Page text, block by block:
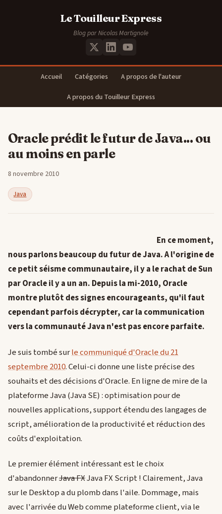
Le Touilleur Express
Blog par Nicolas Martignole
Accueil Catégories
A propos de l'auteur
A propos du Touilleur Express
Oracle prédit le futur de Java... ou
au moins en parle
8 novembre 2010
Java
En ce moment,
nous parlons beaucoup du futur de Java. A l'origine de
ce petit séisme communautaire, il y a le rachat de Sun
par Oracle il y a un an. Depuis la mi-2010, Oracle
montre plutôt des signes encourageants, qu'il faut
cependant parfois décrypter, car la communication
vers la communauté Java n'est pas encore parfaite.
Je suis tombé surle communiqué d'Oracle du 21
septembre 2010. Celui-ci donne une liste précise des
souhaits et des décisions d'Oracle. En ligne de mire de la
plateforme Java (Java SE) : optimisation pour de
nouvelles applications, support étendu des langages de
script, amélioration de la productivité et réduction des
coûts d'exploitation.
Le premier élément intéressant est le choix
d'abandonnerJava FXJava FX Script ! Clairement, Java
sur le Desktop a du plomb dans l'aile. Dommage, mais
avec l'arrivée du Web comme plateforme client, via le